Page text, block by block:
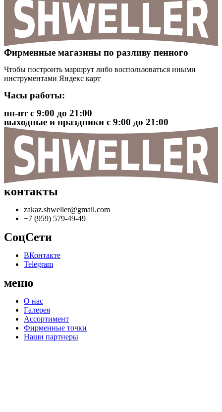
Фирменные магазины по разливу пенного
Чтобы построить маршрут либо воспользоваться иными
инструментами Яндекс карт
Часы работы:
пн-пт с 9:00 до 21:00
выходные и праздники с 9:00 до 21:00
контакты
zakaz.shweller@gmail.com
+7 (959) 579-49-49
СоцСети
ВКонтакте
Telegram
меню
О нас
Галерея
Ассортимент
Фирменные точки
Наши партнеры